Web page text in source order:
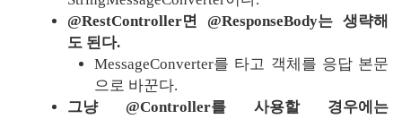
@RestController면 @ResponseBody는 생략해
도 된다.
MessageConverter를 타고 객체를 응답 본문
으로 바꾼다.
그냥 @Controller를 사용할 경우에는